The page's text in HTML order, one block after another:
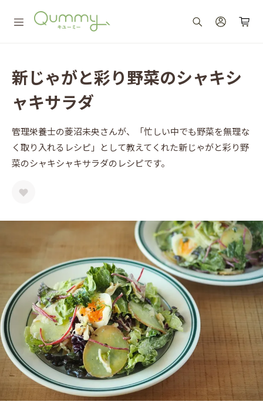
新じゃがと彩り野菜のシャキシ
ャキサラダ
管理栄養士の菱沼未央さんが、「忙しい中でも野菜を無理な
く取り入れるレシピ」として教えてくれた新じゃがと彩り野
菜のシャキシャキサラダのレシピです。